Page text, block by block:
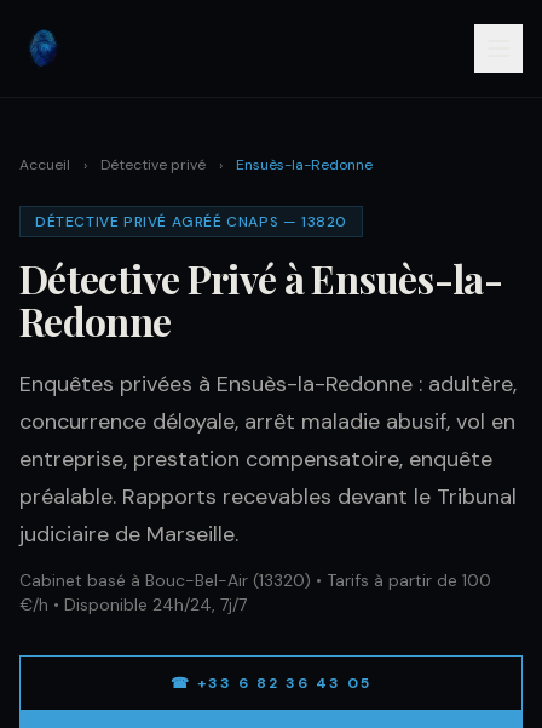
Accueil › Détective privé › Ensuès-la-Redonne
DÉTECTIVE PRIVÉ AGRÉÉ CNAPS — 13820
Détective Privé à Ensuès-la-
Redonne
Enquêtes privées à Ensuès-la-Redonne : adultère,
concurrence déloyale, arrêt maladie abusif, vol en
entreprise, prestation compensatoire, enquête
préalable. Rapports recevables devant le Tribunal
judiciaire de Marseille.
Cabinet basé à Bouc-Bel-Air (13320) • Tarifs à partir de 100
€/h • Disponible 24h/24, 7j/7
☎ +33 6 82 36 43 05